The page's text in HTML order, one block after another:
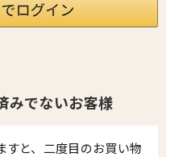
みでないお客様
すと、二度目のお買い物